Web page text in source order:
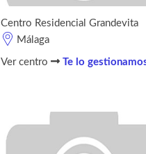
Centro Residencial Grandevita
Málaga
Ver centro Te lo